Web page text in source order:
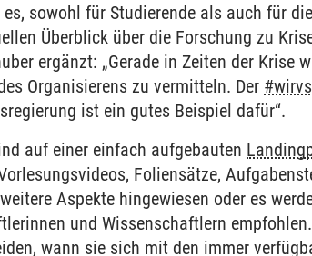
sowohl für Studierende als auch für
Überblick über die Forschung zu
ergänzt: „Gerade in Zeiten der Krise
Organisierens zu vermitteln. Der
ist ein gutes Beispiel dafür“.
auf einer einfach aufgebauten
Foliensätze,
Aspekte hingewiesen oder es
und Wissenschaftlern
wann sie sich mit den immer